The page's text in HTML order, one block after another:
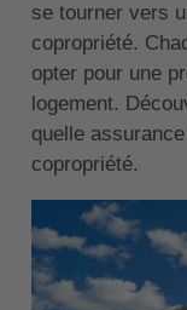
se tourner vers
copropriété.
opter pour une
logement.
quelle
copropriété.